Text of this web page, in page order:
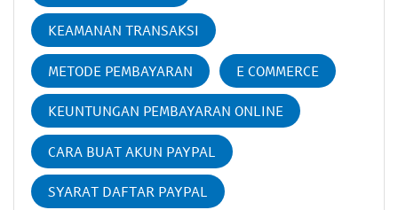
KEAMANAN TRANSAKSI
METODE PEMBAYARAN E COMMERCE
KEUNTUNGAN PEMBAYARAN ONLINE
CARA BUAT AKUN PAYPAL
SYARAT DAFTAR PAYPAL